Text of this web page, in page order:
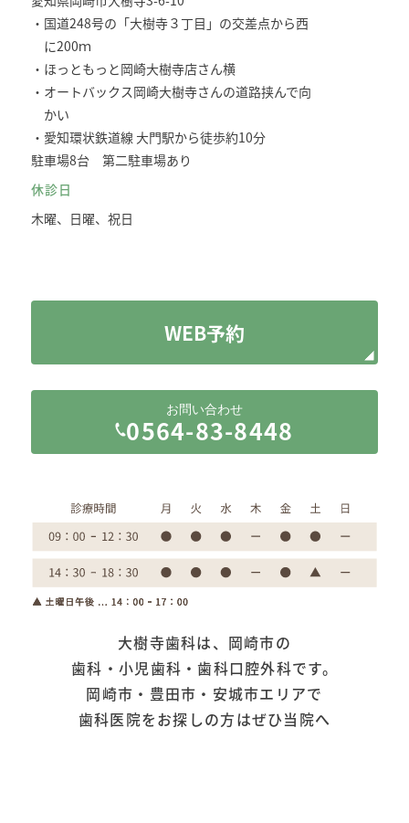
・国道248号の「大樹寺３丁目」の交差点から西
に200ｍ
・ほっともっと岡崎大樹寺店さん横
・オートバックス岡崎大樹寺さんの道路挟んで向
かい
・愛知環状鉄道線 大門駅から徒歩約10分
駐車場8台 第二駐車場あり
休診日
木曜、日曜、祝日
WEB予約
お問い合わせ
0564-83-8448
大樹寺歯科は、岡崎市の
歯科・小児歯科・歯科口腔外科です。
岡崎市・豊田市・安城市エリアで
歯科医院をお探しの方はぜひ当院へ